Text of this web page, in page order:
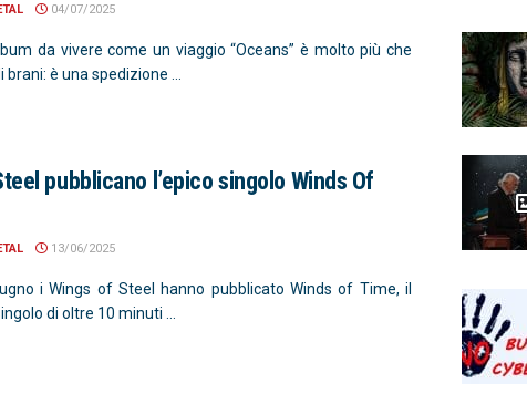
04/07/2025
da vivere come un viaggio “Oceans” è molto più che
è una spedizione ...
pubblicano l’epico singolo Winds Of
13/06/2025
i Wings of Steel hanno pubblicato Winds of Time, il
di oltre 10 minuti ...